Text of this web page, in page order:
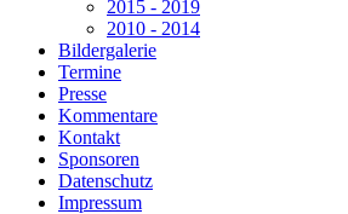
2015 - 2019
2010 - 2014
Bildergalerie
Termine
Presse
Kommentare
Kontakt
Sponsoren
Datenschutz
Impressum